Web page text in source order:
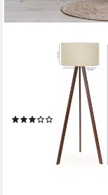
Stehlampe Boho
Leuchtmittel,
Design, Stabile MDF-
Konstruktion,
Holzoptik
(4)
53,00 €
lieferbar in 3 Wochen